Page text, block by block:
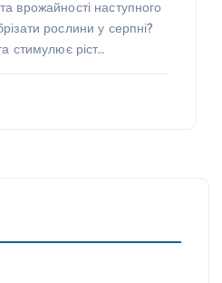
врожайності наступного
рослини у серпні?
стимулює ріст…